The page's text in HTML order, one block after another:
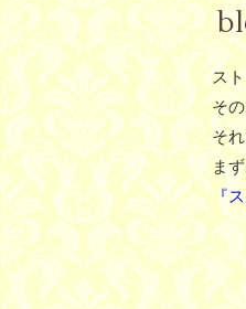
ス
そ
そ
ま
『